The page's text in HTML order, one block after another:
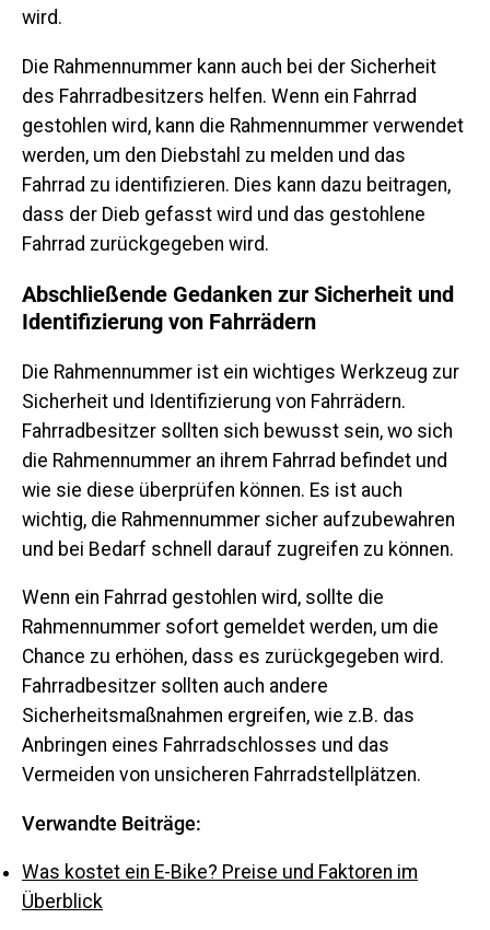
wird.
Die Rahmennummer kann auch bei der Sicherheit
des Fahrradbesitzers helfen. Wenn ein Fahrrad
gestohlen wird, kann die Rahmennummer verwendet
werden, um den Diebstahl zu melden und das
Fahrrad zu identifizieren. Dies kann dazu beitragen,
dass der Dieb gefasst wird und das gestohlene
Fahrrad zurückgegeben wird.
Abschließende Gedanken zur Sicherheit und
Identifizierung von Fahrrädern
Die Rahmennummer ist ein wichtiges Werkzeug zur
Sicherheit und Identifizierung von Fahrrädern.
Fahrradbesitzer sollten sich bewusst sein, wo sich
die Rahmennummer an ihrem Fahrrad befindet und
wie sie diese überprüfen können. Es ist auch
wichtig, die Rahmennummer sicher aufzubewahren
und bei Bedarf schnell darauf zugreifen zu können.
Wenn ein Fahrrad gestohlen wird, sollte die
Rahmennummer sofort gemeldet werden, um die
Chance zu erhöhen, dass es zurückgegeben wird.
Fahrradbesitzer sollten auch andere
Sicherheitsmaßnahmen ergreifen, wie z.B. das
Anbringen eines Fahrradschlosses und das
Vermeiden von unsicheren Fahrradstellplätzen.
Verwandte Beiträge:
Was kostet ein E-Bike? Preise und Faktoren im
Überblick